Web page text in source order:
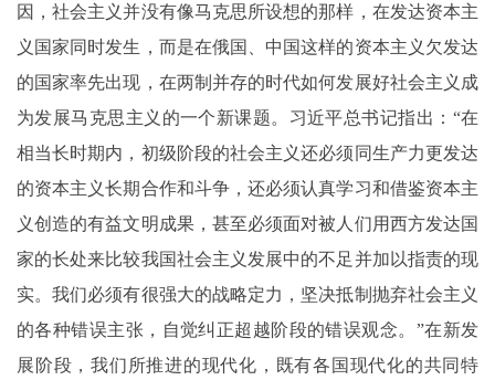
因，社会主义并没有像马克思所设想的那样，在发达资本主
义国家同时发生，而是在俄国、中国这样的资本主义欠发达
的国家率先出现，在两制并存的时代如何发展好社会主义成
为发展马克思主义的一个新课题。习近平总书记指出：“在
相当长时期内，初级阶段的社会主义还必须同生产力更发达
的资本主义长期合作和斗争，还必须认真学习和借鉴资本主
义创造的有益文明成果，甚至必须面对被人们用西方发达国
家的长处来比较我国社会主义发展中的不足并加以指责的现
实。我们必须有很强大的战略定力，坚决抵制抛弃社会主义
的各种错误主张，自觉纠正超越阶段的错误观念。”在新发
展阶段，我们所推进的现代化，既有各国现代化的共同特